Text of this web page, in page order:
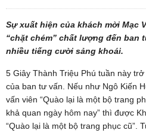
Sự xuất hiện của khách mời Mạc
“chặt chém” chất lượng đến ban
nhiều tiếng cười sảng khoái.
5 Giây Thành Triệu Phú tuần này
của ban tư vấn. Nếu như Ngô Kiến
vấn viên “Quào lại là một bộ trang
khả quan ngày hôm nay” thì được
“Quào lại là một bộ trang phục cũ”.